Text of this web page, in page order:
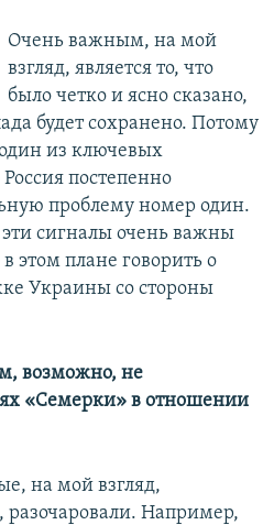
Очень важным, на мой
взгляд, является то, что
было четко и ясно сказано,
будет сохранено. Потому
один из ключевых
постепенно
проблему номер один.
сигналы очень важны
плане говорить о
Украины со стороны
возможно, не
«Семерки» в отношении
на мой взгляд,
разочаровали. Например,